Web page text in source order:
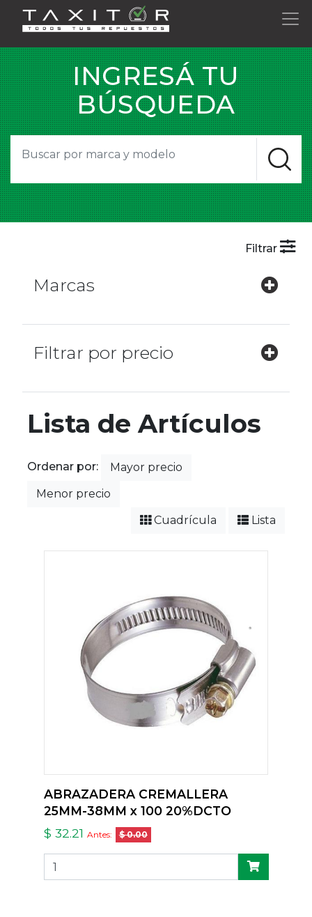
INGRESÁ TU
BÚSQUEDA
Filtrar
Marcas
Filtrar por precio
Lista de Artículos
Ordenar por:
Mayor precio
Menor precio
Cuadrícula
Lista
ABRAZADERA CREMALLERA
25MM-38MM x 100 20%DCTO
$ 32.21 Antes: $ 0.00